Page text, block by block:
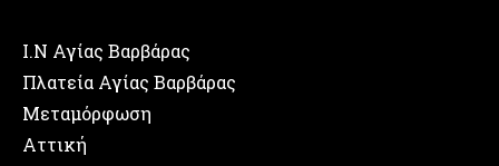
Ι.Ν Αγίας Βαρβάρας
Πλατεία Αγίας Βαρβάρας
Μεταμόρφωση
Αττική